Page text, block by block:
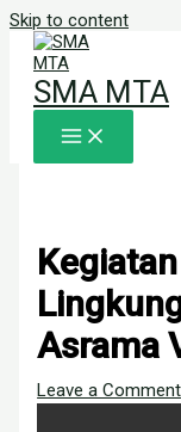
Skip to content
SMA MTA
Asrama
Leave a Comment